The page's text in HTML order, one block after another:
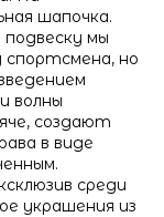
шапочка.
мы
спортсмена, но
волны
создают
в виде
среди
украшения из